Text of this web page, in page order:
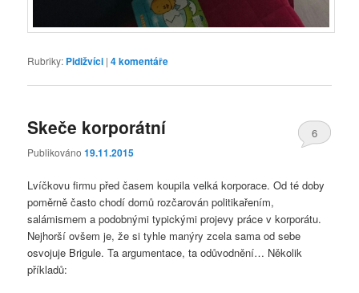
Rubriky: Pidižvíci |4komentáře
Skeče korporátní
Publikováno19.11.2015
6
Lvíčkovu firmu před časem koupila velká korporace. Od té doby
poměrně často chodí domů rozčarován politikařením,
salámismem a podobnými typickými projevy práce v korporátu.
Nejhorší ovšem je, že si tyhle manýry zcela sama od sebe
osvojuje Brigule. Ta argumentace, ta odůvodnění… Několik
příkladů: